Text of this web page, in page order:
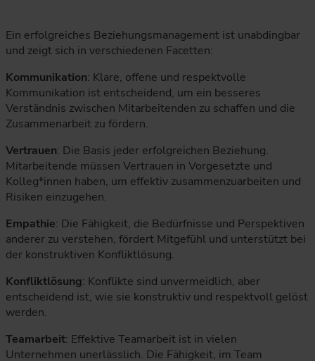
Ein erfolgreiches Beziehungsmanagement ist unabdingbar
und zeigt sich in verschiedenen Facetten:
Kommunikation: Klare, offene und respektvolle
Kommunikation ist entscheidend, um ein besseres
Verständnis zwischen Mitarbeitenden zu schaffen und die
Zusammenarbeit zu fördern.
Vertrauen: Die Basis jeder erfolgreichen Beziehung.
Mitarbeitende müssen Vertrauen in Vorgesetzte und
Kolleg*innen haben, um effektiv zusammenzuarbeiten und
Risiken einzugehen.
Empathie: Die Fähigkeit, die Bedürfnisse und Perspektiven
anderer zu verstehen, fördert Mitgefühl und unterstützt bei
der konstruktiven Konfliktlösung.
Konfliktlösung: Konflikte sind unvermeidlich, aber
entscheidend ist, wie sie konstruktiv und respektvoll gelöst
werden.
Teamarbeit: Effektive Teamarbeit ist in vielen
Unternehmen unerlässlich. Die Fähigkeit, im Team